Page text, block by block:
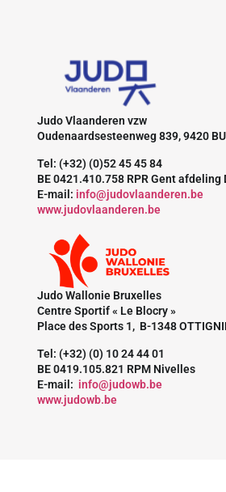
Judo Vlaanderen vzw
Oudenaardsesteenweg 839, 9420
Tel: (+32) (0)52 45 45 84
BE 0421.410.758 RPR Gent afdeling
E-mail: info@judovlaanderen.be
www.judovlaanderen.be
Judo Wallonie Bruxelles
Centre Sportif « Le Blocry »
Place des Sports 1, B-1348
Tel: (+32) (0) 10 24 44 01
BE 0419.105.821 RPM Nivelles
E-mail: info@judowb.be
www.judowb.be